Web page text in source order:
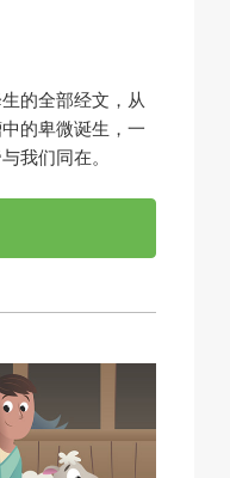
的全部经文，从
的卑微诞生，一
我们同在。